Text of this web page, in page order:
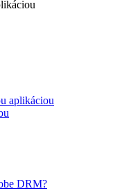
aplikáciou
DRM?